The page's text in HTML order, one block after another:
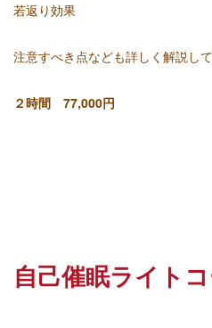
若返り効果
注意すべき点なども詳しく解説して
２時間 77,000円
自己催眠ライト